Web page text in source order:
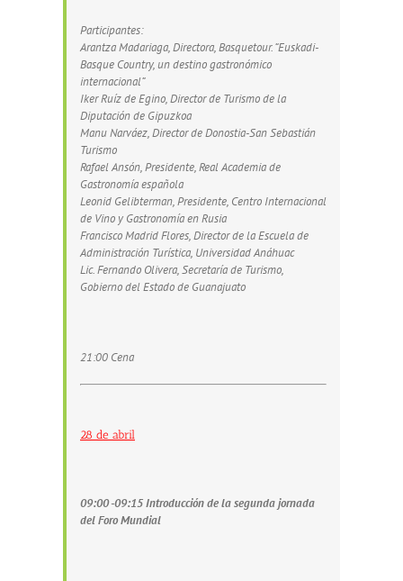
Participantes:
Arantza Madariaga, Directora, Basquetour. “Euskadi-
Basque Country, un destino gastronómico
internacional”
Iker Ruíz de Egino, Director de Turismo de la
Diputación de Gipuzkoa
Manu Narváez, Director de Donostia-San Sebastián
Turismo
Rafael Ansón, Presidente, Real Academia de
Gastronomía española
Leonid Gelibterman, Presidente, Centro Internacional
de Vino y Gastronomía en Rusia
Francisco Madrid Flores, Director de la Escuela de
Administración Turística, Universidad Anáhuac
Lic. Fernando Olivera, Secretaría de Turismo,
Gobierno del Estado de Guanajuato
21:00 Cena
28 de abril
09:00 -09:15 Introducción de la segunda jornada
del Foro Mundial